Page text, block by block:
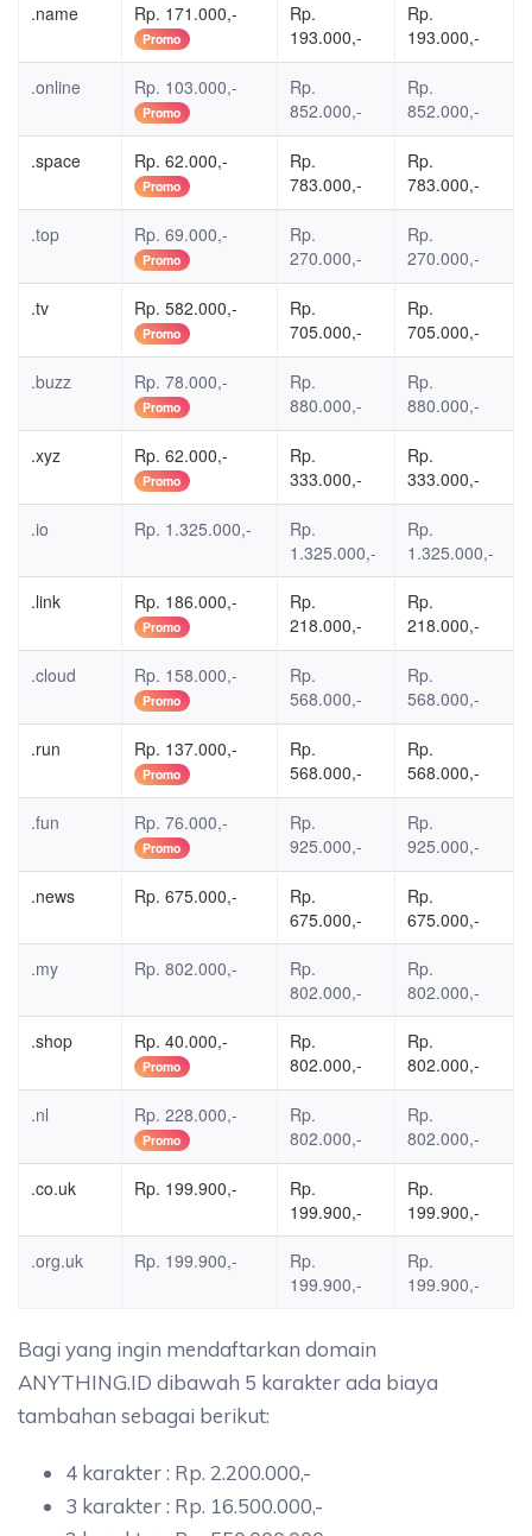
.name Rp. 171.000,-
Promo
Rp.
193.000,-
Rp.
193.000,-
.online Rp. 103.000,-
Promo
Rp.
852.000,-
Rp.
852.000,-
.space Rp. 62.000,-
Promo
Rp.
783.000,-
Rp.
783.000,-
.top Rp. 69.000,-
Promo
Rp.
270.000,-
Rp.
270.000,-
.tv Rp. 582.000,-
Promo
Rp.
705.000,-
Rp.
705.000,-
.buzz Rp. 78.000,-
Promo
Rp.
880.000,-
Rp.
880.000,-
.xyz Rp. 62.000,-
Promo
Rp.
333.000,-
Rp.
333.000,-
.io Rp. 1.325.000,-
Rp.
1.325.000,-
Rp.
1.325.000,-
.link Rp. 186.000,-
Promo
Rp.
218.000,-
Rp.
218.000,-
.cloud Rp. 158.000,-
Promo
Rp.
568.000,-
Rp.
568.000,-
.run Rp. 137.000,-
Promo
Rp.
568.000,-
Rp.
568.000,-
.fun Rp. 76.000,-
Promo
Rp.
925.000,-
Rp.
925.000,-
.news Rp. 675.000,-
Rp.
675.000,-
Rp.
675.000,-
.my Rp. 802.000,-
Rp.
802.000,-
Rp.
802.000,-
.shop Rp. 40.000,-
Promo
Rp.
802.000,-
Rp.
802.000,-
.nl Rp. 228.000,-
Promo
Rp.
802.000,-
Rp.
802.000,-
.co.uk Rp. 199.900,-
Rp.
199.900,-
Rp.
199.900,-
.org.uk Rp. 199.900,-
Rp.
199.900,-
Rp.
199.900,-
Bagi yang ingin mendaftarkan domain
ANYTHING.ID dibawah 5 karakter ada biaya
tambahan sebagai berikut:
4 karakter : Rp. 2.200.000,-
3 karakter : Rp. 16.500.000,-